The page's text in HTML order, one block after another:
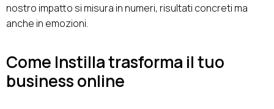
nostro impatto si misura in numeri, risultati concreti ma
anche in emozioni.
Come Instilla trasforma il tuo
business online